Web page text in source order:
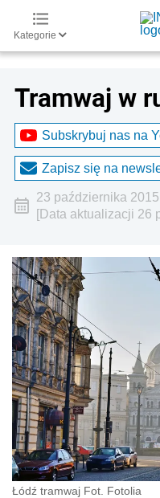
Kategorie
Tramwaj w
Subskrybuj nas na
Zapisz się na
23 października
[Data aktualizacji 26
Łódź tramwaj Fot. Fotolia